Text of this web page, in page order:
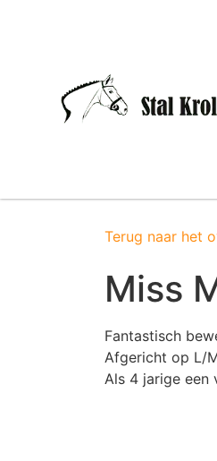
Terug naar het
Miss
Fantastisch
Afgericht op L/
Als 4 jarige een